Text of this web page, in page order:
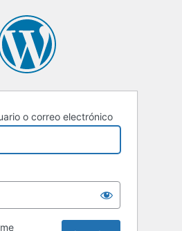
o correo electrónico